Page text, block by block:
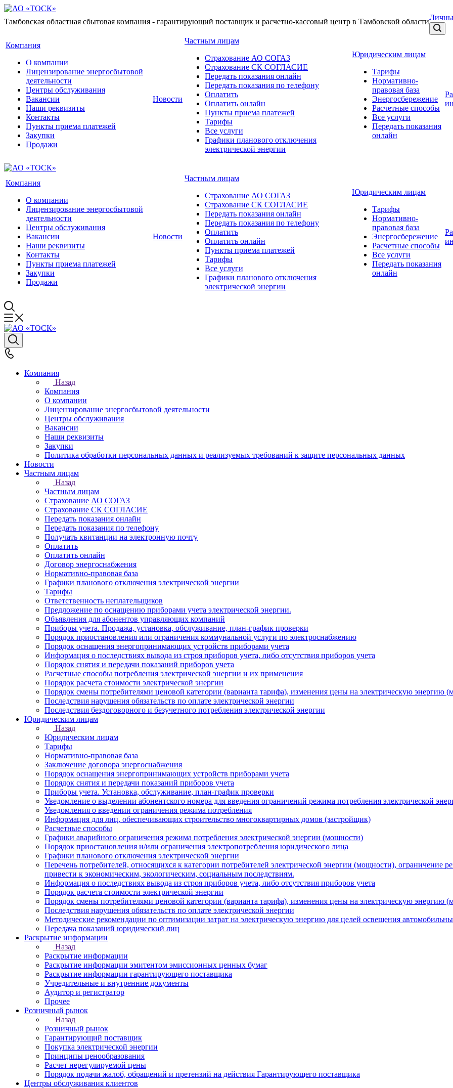
Тамбовская областная сбытовая компания - гарантирующий поставщик и расчетно-кассовый центр в Тамбовской области
Компания
О компании
Лицензирование энергосбытовой
деятельности
Центры обслуживания
Вакансии
Наши реквизиты
Контакты
Пункты приема платежей
Закупки
Продажи
Новости
Частным лицам
Страхование АО СОГАЗ
Страхование СК СОГЛАСИЕ
Передать показания онлайн
Передать показания по телефону
Оплатить
Оплатить онлайн
Пункты приема платежей
Тарифы
Все услуги
Графики планового отключения
электрической энергии
Юридическим лицам
Тарифы
Нормативно-
правовая база
Энергосбережение
Расчетные способы
Все услуги
Передать показания
онлайн
Компания
О компании
Лицензирование энергосбытовой
деятельности
Центры обслуживания
Вакансии
Наши реквизиты
Контакты
Пункты приема платежей
Закупки
Продажи
Новости
Частным лицам
Страхование АО СОГАЗ
Страхование СК СОГЛАСИЕ
Передать показания онлайн
Передать показания по телефону
Оплатить
Оплатить онлайн
Пункты приема платежей
Тарифы
Все услуги
Графики планового отключения
электрической энергии
Юридическим лицам
Тарифы
Нормативно-
правовая база
Энергосбережение
Расчетные способы
Все услуги
Передать показания
онлайн
Компания
Назад
Компания
О компании
Лицензирование энергосбытовой деятельности
Центры обслуживания
Вакансии
Наши реквизиты
Закупки
Политика обработки персональных данных и реализуемых требований к защите персональных данных
Новости
Частным лицам
Назад
Частным лицам
Страхование АО СОГАЗ
Страхование СК СОГЛАСИЕ
Передать показания онлайн
Передать показания по телефону
Получать квитанции на электронную почту
Оплатить
Оплатить онлайн
Договор энергоснабжения
Нормативно-правовая база
Графики планового отключения электрической энергии
Тарифы
Ответственность неплательщиков
Предложение по оснащению приборами учета электрической энергии.
Объявления для абонентов управляющих компаний
Приборы учета. Продажа, установка, обслуживание, план-график проверки
Порядок приостановления или ограничения коммунальной услуги по электроснабжению
Порядок оснащения энергопринимающих устройств приборами учета
Информация о последствиях вывода из строя приборов учета, либо отсутствия приборов учета
Порядок снятия и передачи показаний приборов учета
Расчетные способы потребления электрической энергии и их применения
Порядок расчета стоимости электрической энергии
Порядок смены потребителями ценовой категории (варианта тарифа), изменения цены на электрическую энергию
Последствия нарушения обязательств по оплате электрической энергии
Последствия бездоговорного и безучетного потребления электрической энергии
Юридическим лицам
Назад
Юридическим лицам
Тарифы
Нормативно-правовая база
Заключение договора энергоснабжения
Порядок оснащения энергопринимающих устройств приборами учета
Порядок снятия и передачи показаний приборов учета
Приборы учета. Установка, обслуживание, план-график проверки
Уведомление о выделении абонентского номера для введения ограничений режима потребления электрической
Уведомления о введении ограничения режима потребления
Информация для лиц, обеспечивающих строительство многоквартирных домов (застройщик)
Расчетные способы
Графики аварийного ограничения режима потребления электрической энергии (мощности)
Порядок приостановления и/или ограничения электропотребления юридического лица
Графики планового отключения электрической энергии
Перечень потребителей, относящихся к категории потребителей электрической энергии (мощности), ограничение
привести к экономическим, экологическим, социальным последствиям.
Информация о последствиях вывода из строя приборов учета, либо отсутствия приборов учета
Порядок расчета стоимости электрической энергии
Порядок смены потребителями ценовой категории (варианта тарифа), изменения цены на электрическую энергию
Последствия нарушения обязательств по оплате электрической энергии
Методические рекомендации по оптимизации затрат на электрическую энергию для целей освещения
Передача показаний юридический лиц
Раскрытие информации
Назад
Раскрытие информации
Раскрытие информации эмитентом эмиссионных ценных бумаг
Раскрытие информации гарантирующего поставщика
Учредительные и внутренние документы
Аудитор и регистратор
Прочее
Розничный рынок
Назад
Розничный рынок
Гарантирующий поставщик
Покупка электрической энергии
Принципы ценообразования
Расчет нерегулируемой цены
Порядок подачи жалоб, обращений и претензий на действия Гарантирующего поставщика
Центры обслуживания клиентов